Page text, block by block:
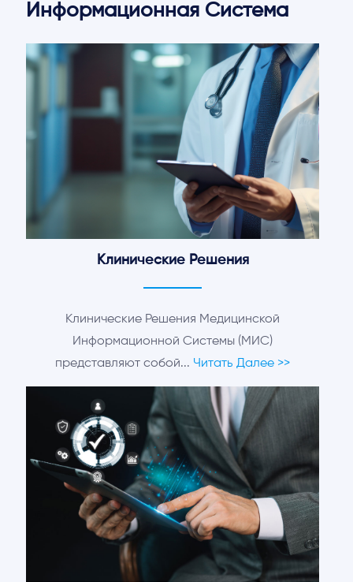
Информационная Система
Клинические Решения
Клинические Решения Медицинской
Информационной Системы (МИС)
представляют собой... Читать Далее >>